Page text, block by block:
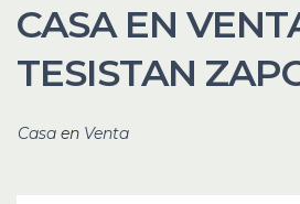
CASA EN
TESISTAN
Casa en Venta